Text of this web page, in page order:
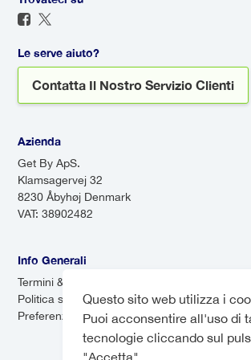
Questo sito web utilizza i
Puoi acconsentire all'uso di
tecnologie cliccando sul
"Accetta".
più tempo a causa delle
numerose fermate.
ritardo, assicurandoti di
trasporto all'arrivo.
Le serve aiuto?
Contatta Il Nostro Servizio Clienti
Azienda
Get By ApS.
Klamsagervej 32
8230 Åbyhøj Denmark
VAT: 38902482
Info Generali
Termini & Condizioni
Politica sulla privacy
Preferenze dei cookie